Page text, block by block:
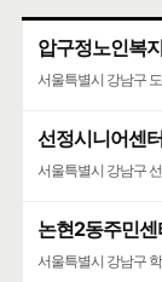
압구정노인복
서울특별시 강남구
선정시니어센터
서울특별시 강남구
논현2동주민
서울특별시 강남구